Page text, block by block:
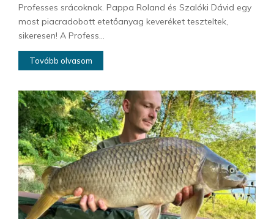
Professes srácoknak. Pappa Roland és Szalóki Dávid egy
most piacradobott etetőanyag keveréket teszteltek,
sikeresen! A Profess...
Tovább olvasom